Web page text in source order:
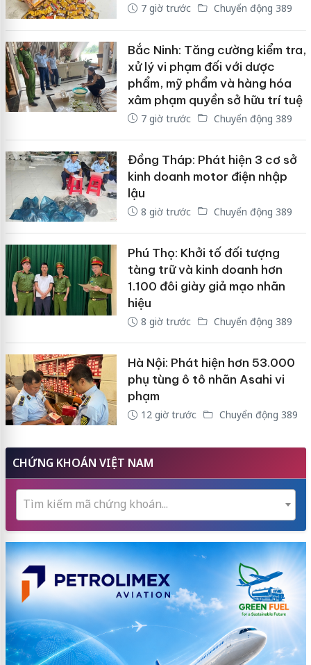
7 giờ trước Chuyển động 389
Bắc Ninh: Tăng cường kiểm tra,
xử lý vi phạm đối với dược
phẩm, mỹ phẩm và hàng hóa
xâm phạm quyền sở hữu trí tuệ
7 giờ trước Chuyển động 389
Đồng Tháp: Phát hiện 3 cơ sở
kinh doanh motor điện nhập
lậu
8 giờ trước Chuyển động 389
Phú Thọ: Khởi tố đối tượng
tàng trữ và kinh doanh hơn
1.100 đôi giày giả mạo nhãn
hiệu
8 giờ trước Chuyển động 389
Hà Nội: Phát hiện hơn 53.000
phụ tùng ô tô nhãn Asahi vi
phạm
12 giờ trước Chuyển động 389
CHỨNG KHOÁN VIỆT NAM
Tìm kiếm mã chứng khoán...